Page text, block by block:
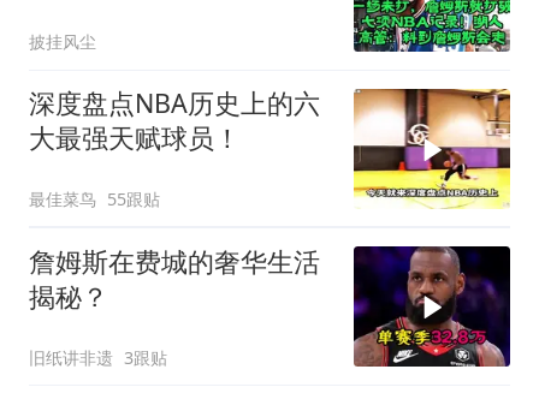
披挂风尘
深度盘点NBA历史上的六
大最强天赋球员！
最佳菜鸟 55跟贴
詹姆斯在费城的奢华生活
揭秘？
旧纸讲非遗 3跟贴